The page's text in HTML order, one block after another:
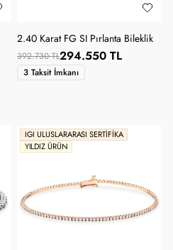
2.40 Karat FG SI Pırlanta Bileklik
392.730 TL294.550 TL
3 Taksit İmkanı
IGI ULUSLARARASI SERTIFIKA
YILDIZ ÜRÜN